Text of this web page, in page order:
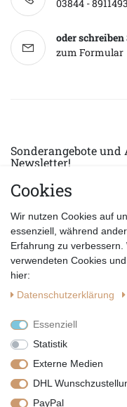
03844 - 8911493
oder schreiben
zum Formular
Sonderangebote
Newsletter!
E-MAIL *
Cookies
Wir nutzen Cookies auf
essenziell, während
Erfahrung zu
verwendeten Cookies
hier:
Daten­schutz­erklärung
Essenziell
Statistik
Externe Medien
DHL
PayPal